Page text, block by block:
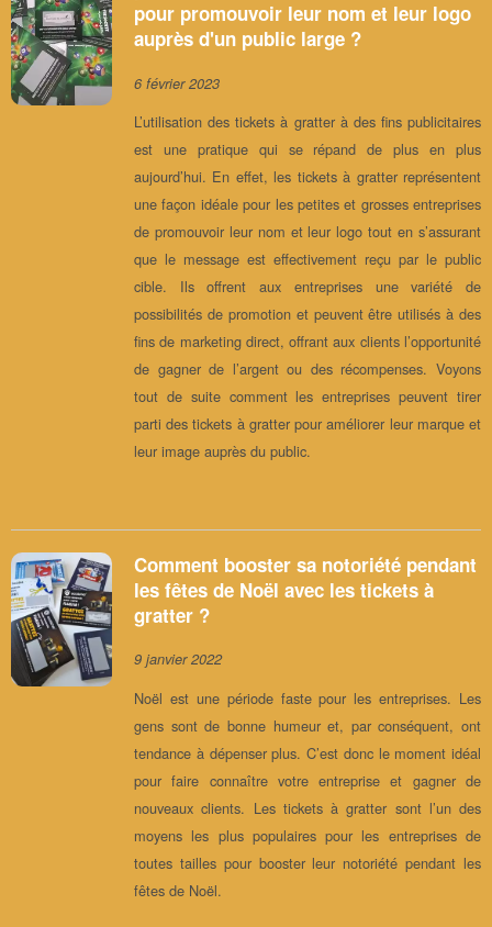
pour promouvoir leur nom et leur logo
auprès d'un public large ?
6 février 2023
L’utilisation des tickets à gratter à des fins publicitaires
est une pratique qui se répand de plus en plus
aujourd’hui. En effet, les tickets à gratter représentent
une façon idéale pour les petites et grosses entreprises
de promouvoir leur nom et leur logo tout en s’assurant
que le message est effectivement reçu par le public
cible. Ils offrent aux entreprises une variété de
possibilités de promotion et peuvent être utilisés à des
fins de marketing direct, offrant aux clients l’opportunité
de gagner de l’argent ou des récompenses. Voyons
tout de suite comment les entreprises peuvent tirer
parti des tickets à gratter pour améliorer leur marque et
leur image auprès du public.
Comment booster sa notoriété pendant
les fêtes de Noël avec les tickets à
gratter ?
9 janvier 2022
Noël est une période faste pour les entreprises. Les
gens sont de bonne humeur et, par conséquent, ont
tendance à dépenser plus. C’est donc le moment idéal
pour faire connaître votre entreprise et gagner de
nouveaux clients. Les tickets à gratter sont l’un des
moyens les plus populaires pour les entreprises de
toutes tailles pour booster leur notoriété pendant les
fêtes de Noël.